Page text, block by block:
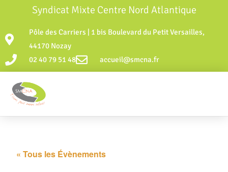
Syndicat Mixte Centre Nord Atlantique
Pôle des Carriers | 1 bis Boulevard du Petit Versailles,
44170 Nozay
02 40 79 51 48
accueil@smcna.fr
« Tous les Évènements